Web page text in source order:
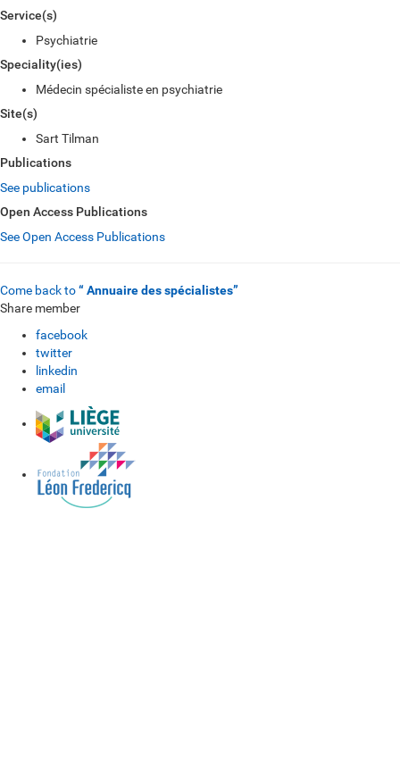
Service(s)
Psychiatrie
Speciality(ies)
Médecin spécialiste en psychiatrie
Site(s)
Sart Tilman
Publications
See publications
Open Access Publications
See Open Access Publications
Come back to“ Annuaire des spécialistes”
Share member
facebook
twitter
linkedin
email